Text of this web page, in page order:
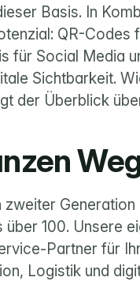
Basis. In
QR-Codes
für Social Media
Sichtbarkeit.
der Überblick
zweiter
über 100. Unsere
Partner für
Logistik und